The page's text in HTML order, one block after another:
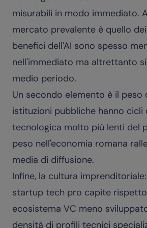
misurabili in modo immediato.
mercato prevalente è quello
benefici dell'AI sono spesso
nell'immediato ma altrettanto
medio periodo.
Un secondo elemento è il peso
istituzioni pubbliche hanno cicli
tecnologica molto più lenti del
peso nell'economia romana
media di diffusione.
Infine, la cultura
startup tech pro capite rispetto
ecosistema VC meno
densità di profili tecnici